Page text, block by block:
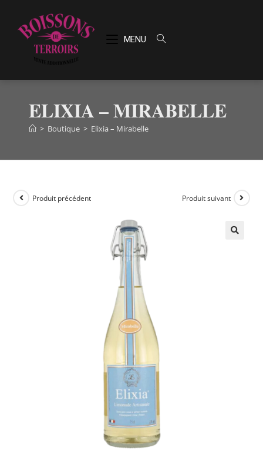
MENU
ELIXIA – MIRABELLE
> Boutique > Elixia – Mirabelle
Produit précédent Produit suivant